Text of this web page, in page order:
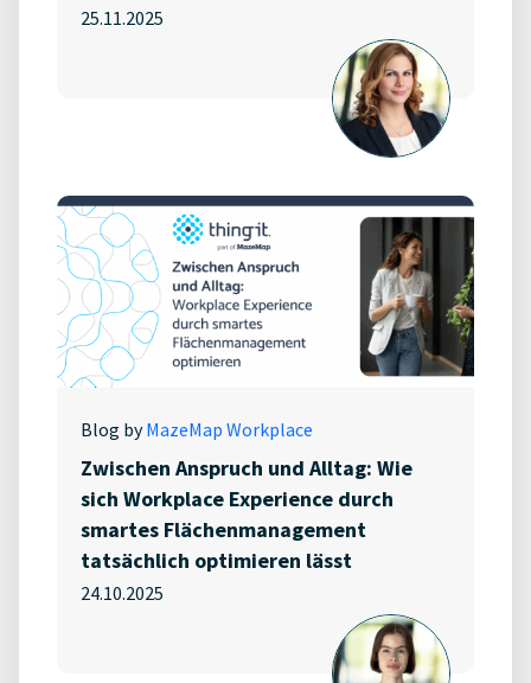
25.11.2025
Blog byMazeMap Workplace
Zwischen Anspruch und Alltag: Wie
sich Workplace Experience durch
smartes Flächenmanagement
tatsächlich optimieren lässt
24.10.2025